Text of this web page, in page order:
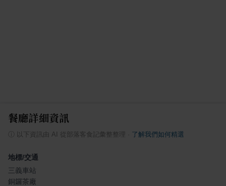
餐廳詳細資訊
以下資訊由 AI 從部落客食記彙整整理 了解我們如何精選
地標/交通
三義車站
銅鑼茶廠